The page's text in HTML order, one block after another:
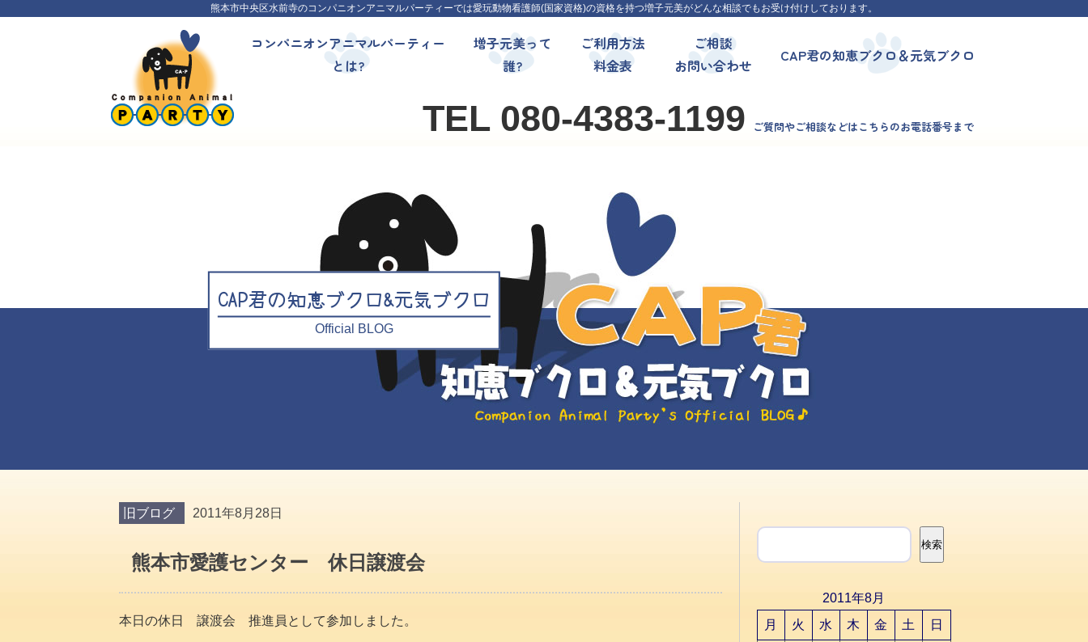
熊本市中央区水前寺のコンパニオンアニマルパーティーでは愛玩動物看護師(国家資格)の資格を持つ増子元美がどんな相談でもお受け付けしております。
コンパニオンアニマルパーティー
とは?
増子元美って
誰?
ご利用方法
料金表
ご相談
お問い合わせ
CAP君の知恵ブクロ＆元気ブクロ
TEL 080-4383-1199 ご質問やご相談などはこちらのお電話番号まで
CAP君の知恵ブクロ&元気ブクロ
Official BLOG
旧ブログ 2011年8月28日
熊本市愛護センター 休日譲渡会
本日の休日 譲渡会 推進員として参加しました。
検索
検索
2011年8月
月
火 水 木 金 土 日